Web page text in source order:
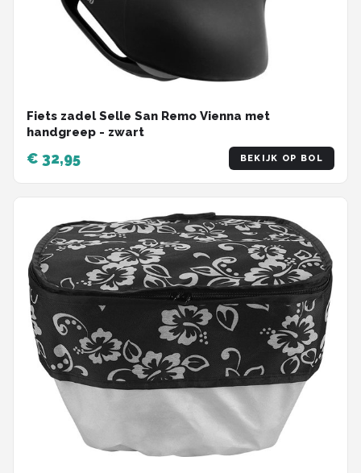
Fiets zadel Selle San Remo Vienna met
handgreep - zwart
€ 32,95 BEKIJK OP BOL